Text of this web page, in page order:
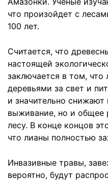
что произойдет с
100 лет.
Считается, что
настоящей
заключается в том,
деревьями за свет и
и значительно
выживание, но и общее
лесу. В конце концов
что лианы полностью
Инвазивные травы,
вероятно, будут